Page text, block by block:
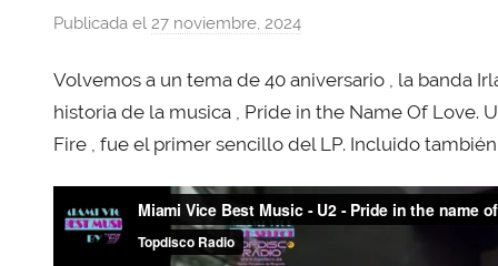
Publicada el 27 noviembre, 2024
r
X
a
i
T
Volvemos a un tema de 40 aniversario , la banda
historia de la musica , Pride in the Name Of Love.
Fire , fue el primer sencillo del LP. Incluido